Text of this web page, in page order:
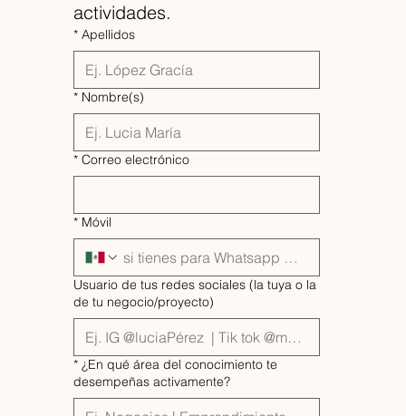
actividades.
* Apellidos
* Nombre(s)
* Correo electrónico
* Móvil
Usuario de tus redes sociales (la tuya o la
de tu negocio/proyecto)
* ¿En qué área del conocimiento te
desempeñas activamente?